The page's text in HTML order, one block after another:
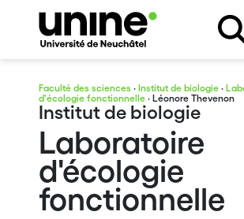
Faculté des sciences · Institut de biologie·
d'écologie fonctionnelle· Léonore Thevenon
Institut de biologie
Laboratoire
d'écologie
fonctionnelle